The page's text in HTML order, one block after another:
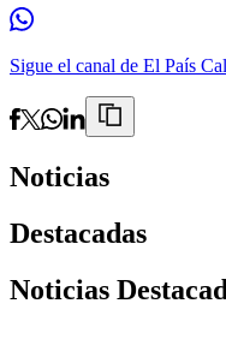
Sigue el canal de El País
Noticias
Destacadas
Noticias